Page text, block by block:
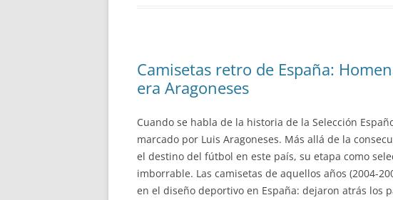
Camisetas retro de España:
era Aragoneses
Cuando se habla de la historia de la Selección
marcado por Luis Aragoneses. Más allá de la
el destino del fútbol en este país, su etapa como
imborrable. Las camisetas de aquellos años (2004-
en el diseño deportivo en España: dejaron atrás los